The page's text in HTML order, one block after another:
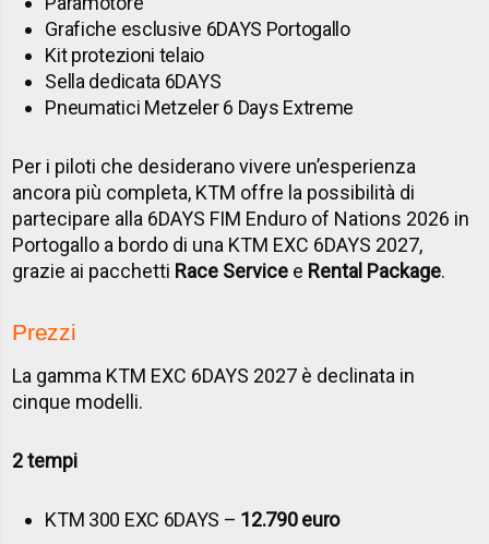
Grafiche esclusive 6DAYS Portogallo
Kit protezioni telaio
Sella dedicata 6DAYS
Pneumatici Metzeler 6 Days Extreme
Per i piloti che desiderano vivere un’esperienza
ancora più completa, KTM offre la possibilità di
partecipare alla 6DAYS FIM Enduro of Nations 2026 in
Portogallo a bordo di una KTM EXC 6DAYS 2027,
grazie ai pacchetti Race Service e Rental Package.
Prezzi
La gamma KTM EXC 6DAYS 2027 è declinata in
cinque modelli.
2 tempi
KTM 300 EXC 6DAYS – 12.790 euro